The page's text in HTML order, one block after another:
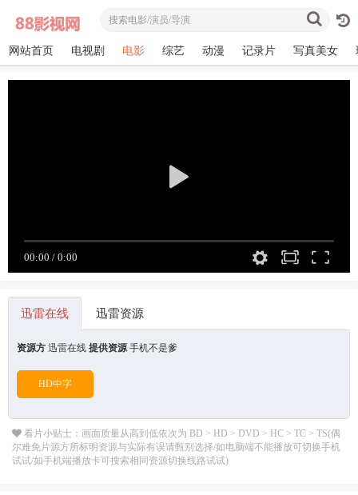
网站首页 电视剧 电影 综艺 动漫 记录片 写真美女
迅雷在线 迅雷资源
资源方 迅雷在线 提供资源 手机不是爹
HD中字
看片小贴士：画面质量从高到低依次为 BD > HD > DVD > HC > TC > TS(偶
尔难免片源方所标明资源与实际有误请甄别选择/如电脑端不能播放可切换手机
试试/如手机端播放卡可搜索相同资源切换线路试试)